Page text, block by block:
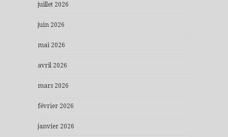
juillet 2026
juin 2026
mai 2026
avril 2026
mars 2026
février 2026
janvier 2026